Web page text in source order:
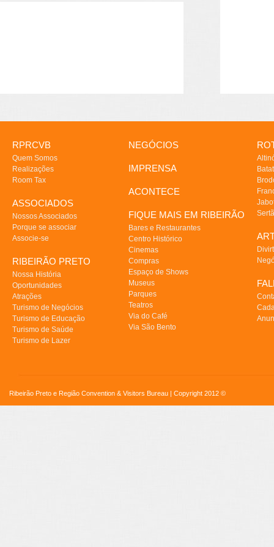
RPRCVB
Quem Somos
Realizações
Room Tax
ASSOCIADOS
Nossos Associados
Porque se associar
Associe-se
RIBEIRÃO PRETO
Nossa História
Oportunidades
Atrações
Turismo de Negócios
Turismo de Educação
Turismo de Saúde
Turismo de Lazer
NEGÓCIOS
IMPRENSA
ACONTECE
FIQUE MAIS EM RIBEIRÃO
Bares e Restaurantes
Centro Histórico
Cinemas
Compras
Espaço de Shows
Museus
Parques
Teatros
Via do Café
Via São Bento
Ribeirão Preto e Região Convention & Visitors Bureau | Copyright 2012 ©